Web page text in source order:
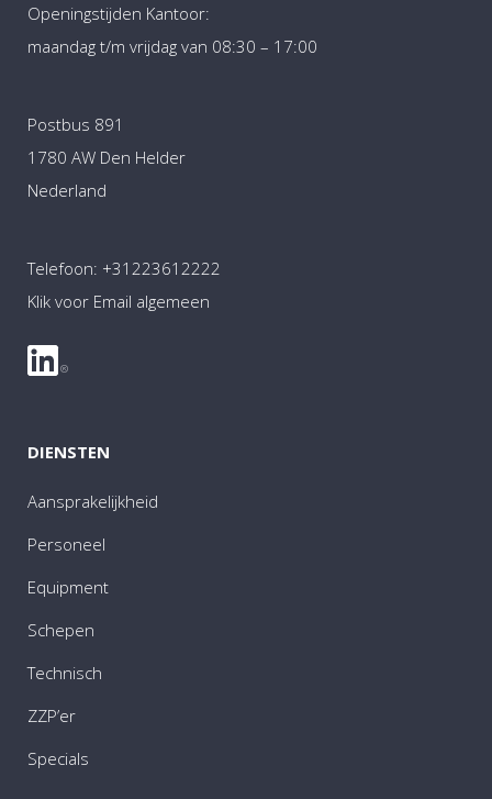
Openingstijden Kantoor:
maandag t/m vrijdag van 08:30 – 17:00
Postbus 891
1780 AW Den Helder
Nederland
Telefoon: +31223612222
Klik voor Email algemeen
DIENSTEN
Aansprakelijkheid
Personeel
Equipment
Schepen
Technisch
ZZP’er
Specials